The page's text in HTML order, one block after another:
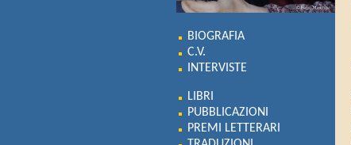
BIOGRAFIA
C.V.
INTERVISTE
LIBRI
PUBBLICAZIONI
PREMI LETTERARI